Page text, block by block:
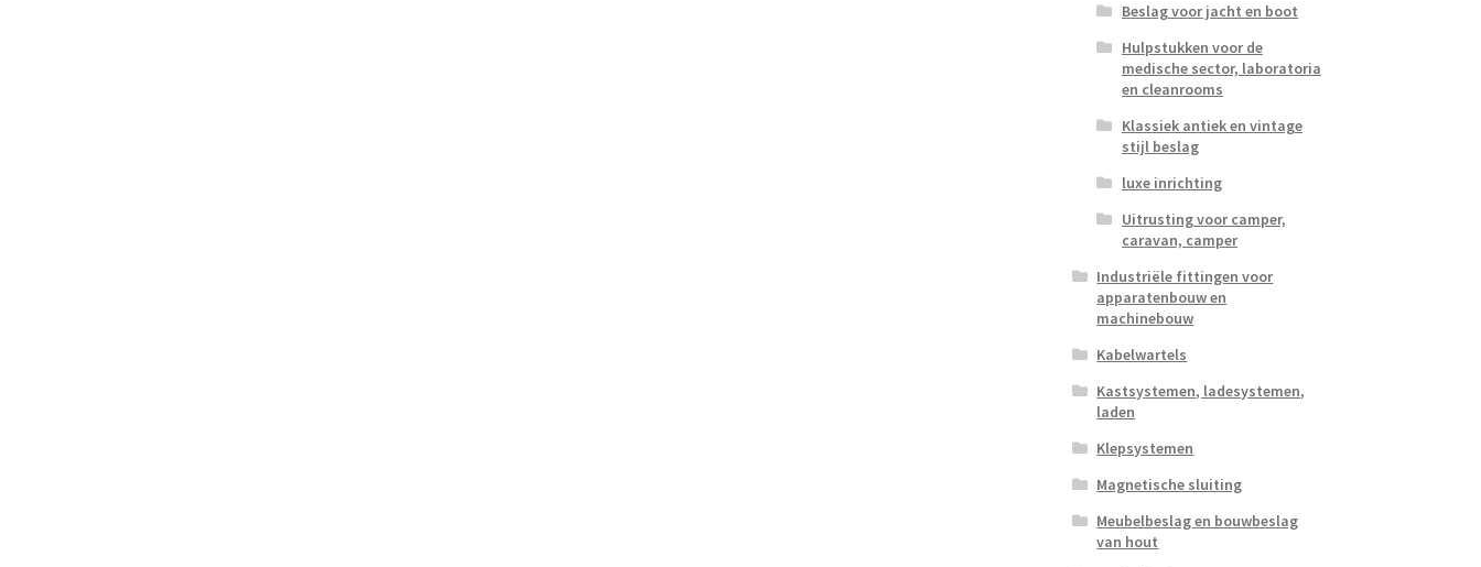
Beslag voor jacht en boot
Hulpstukken voor de
medische sector, laboratoria
en cleanrooms
Klassiek antiek en vintage
stijl beslag
luxe inrichting
Uitrusting voor camper,
caravan, camper
Industriële fittingen voor
apparatenbouw en
machinebouw
Kabelwartels
Kastsystemen, ladesystemen,
laden
Klepsystemen
Magnetische sluiting
Meubelbeslag en bouwbeslag
van hout